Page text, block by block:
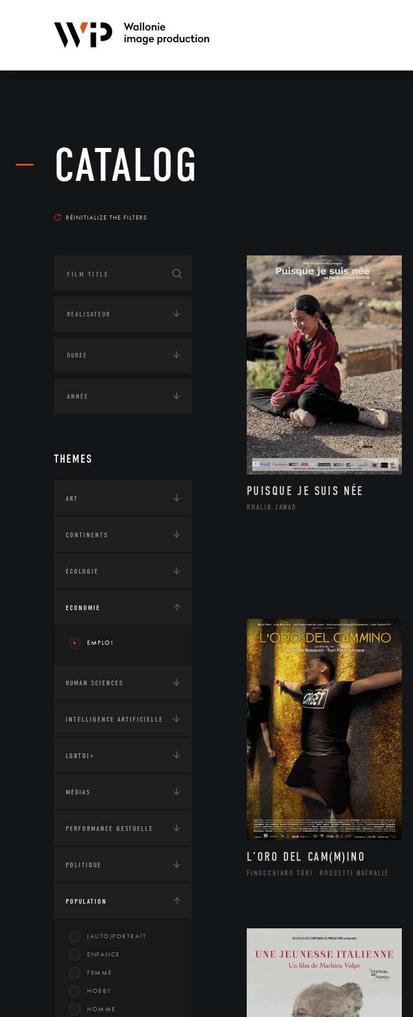
CATALOG
RÉINITIALIZE THE FILTERS
THEMES
ART
CONTINENTS
ÉCOLOGIE
ECONOMIE
EMPLOI
HUMAN SCIENCES
INTELLIGENCE ARTIFICIELLE
LGBTQI+
MÉDIAS
PERFORMANCE GESTUELLE
POLITIQUE
POPULATION
(AUTO)PORTRAIT
ENFANCE
FEMME
HOBBY
HOMME
PUISQUE JE SUIS NÉE
RHALIB JAWAD
L’ORO DEL CAM(M)INO
FINOCCHIARO TURI, ROSSETTI NATHALIE